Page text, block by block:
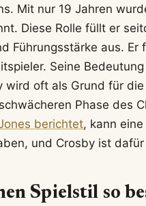
Mit nur 19 Jahren
Diese Rolle füllt er
Führungsstärke aus.
Seine
wird oft als Grund für
Phase des
berichtet, kann
und Crosby ist
Spielstil so